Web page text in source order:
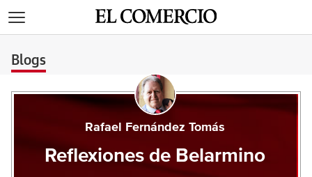
Blogs
Rafael Fernández Tomás
Reflexiones de Belarmino